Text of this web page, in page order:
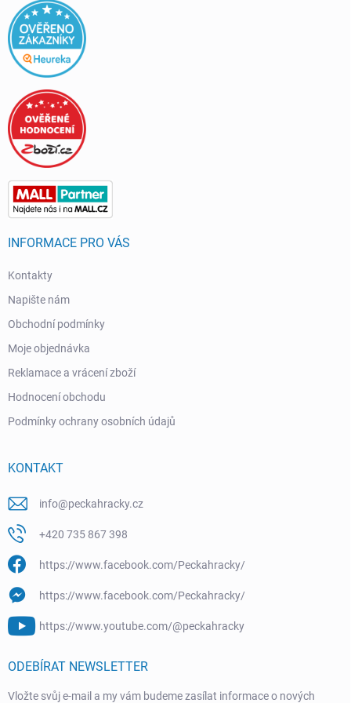
INFORMACE PRO VÁS
Kontakty
Napište nám
Obchodní podmínky
Moje objednávka
Reklamace a vrácení zboží
Hodnocení obchodu
Podmínky ochrany osobních údajů
KONTAKT
info@peckahracky.cz
+420 735 867 398
https://www.facebook.com/Peckahracky/
https://www.facebook.com/Peckahracky/
https://www.youtube.com/@peckahracky
ODEBÍRAT NEWSLETTER
Vložte svůj e-mail a my vám budeme zasílat informace o nových